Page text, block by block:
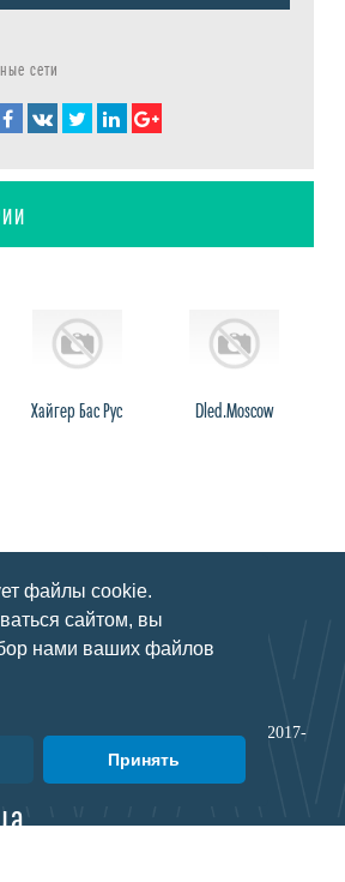
файлы cookie.
сайтом, вы
нами ваших файлов
Принять
сети
Хайгер Бас Рус Dled.Moscow
Главная
Написать отзыв
Обратная связь
Пользовательськое
Все права защищены
2017-
2026